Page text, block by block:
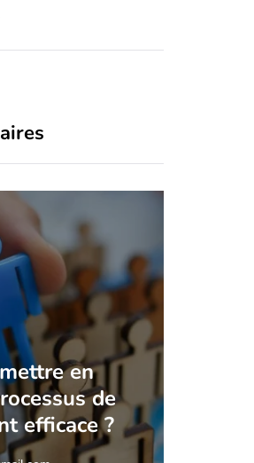
en
de
efficace ?